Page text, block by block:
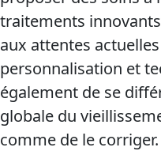
traitements
aux attentes
personnalisation et
également de se
globale du
comme de le corriger.